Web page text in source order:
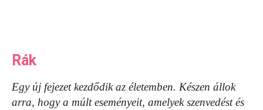
Rák
Egy új fejezet kezdődik az életemben. Készen állok
arra, hogy a múlt eseményeit, amelyek szenvedést és